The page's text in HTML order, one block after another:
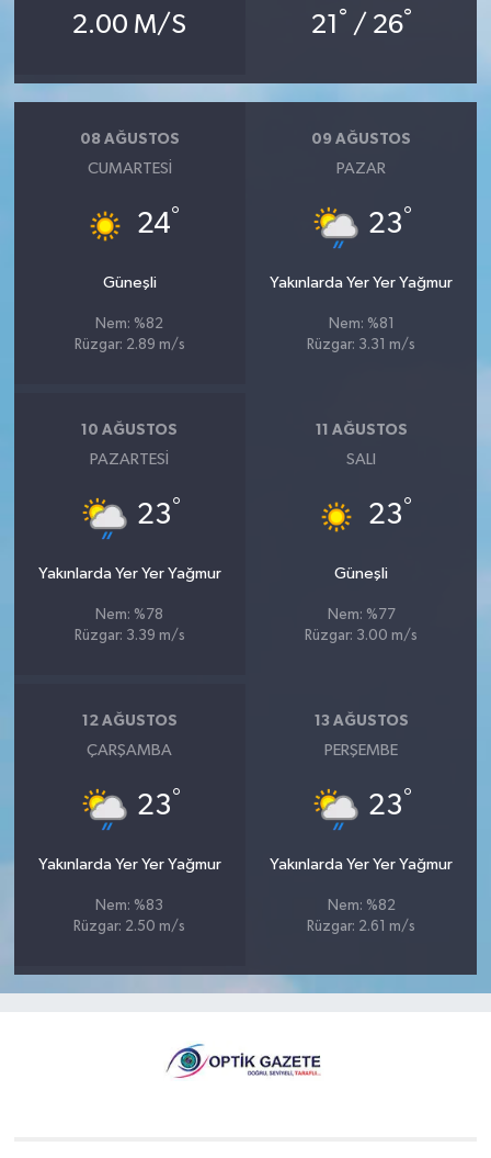
2.00 M/S 21 ° / 26°
08 AĞUSTOS
CUMARTESI
24°
Güneşli
Nem: %82
Rüzgar: 2.89 m/s
09 AĞUSTOS
PAZAR
23°
Yakınlarda Yer Yer Yağmur
Nem: %81
Rüzgar: 3.31 m/s
10 AĞUSTOS
PAZARTESI
23°
Yakınlarda Yer Yer Yağmur
Nem: %78
Rüzgar: 3.39 m/s
11 AĞUSTOS
SALI
23°
Güneşli
Nem: %77
Rüzgar: 3.00 m/s
12 AĞUSTOS
ÇARŞAMBA
23°
Yakınlarda Yer Yer Yağmur
Nem: %83
Rüzgar: 2.50 m/s
13 AĞUSTOS
PERŞEMBE
23°
Yakınlarda Yer Yer Yağmur
Nem: %82
Rüzgar: 2.61 m/s